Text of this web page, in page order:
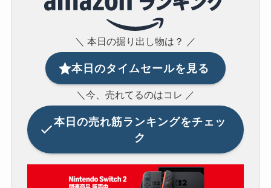
＼ 本日の掘り出し物は？ ／
本日のタイムセールを見る
＼今、売れてるのはコレ ／
本日の売れ筋ランキングをチェッ
ク